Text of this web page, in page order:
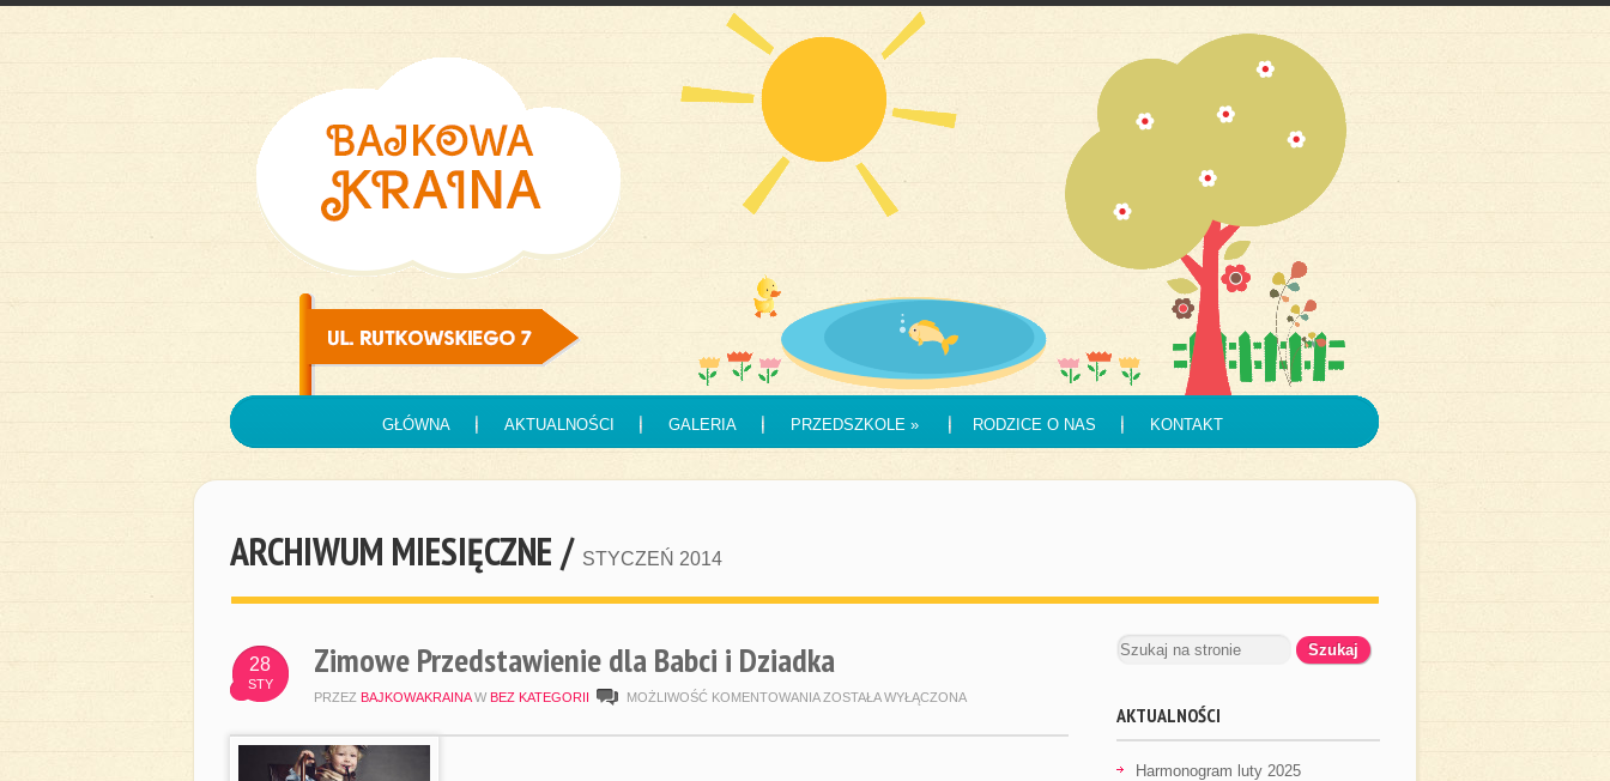
GŁÓWNA AKTUALNOŚCI GALERIA PRZEDSZKOLE» RODZICE O NAS KONTAKT
ARCHIWUM MIESIĘCZNE / STYCZEŃ 2014
28
STY
Zimowe Przedstawienie dla Babci i Dziadka
PRZEZ BAJKOWAKRAINA W BEZ KATEGORII MOŻLIWOŚĆ KOMENTOWANIA ZIMOWE
ZOSTAŁA WYŁĄCZONA
AKTUALNOŚCI
Harmonogram luty 2025